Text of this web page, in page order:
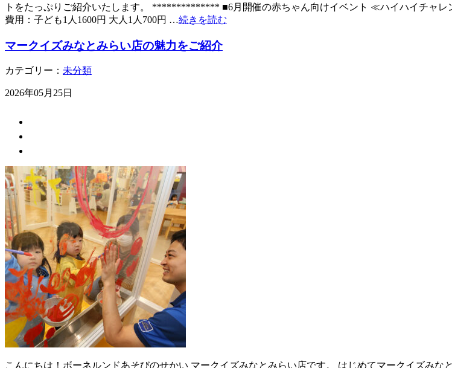
トをたっぷりご紹介いたします。 ************** ■6月開催の赤ちゃん向けイベント ≪ハイハイチャレ
費用：子ども1人1600円 大人1人700円 …続きを読む
マークイズみなとみらい店の魅力をご紹介
カテゴリー： 未分類
2026年05月25日
こんにちは！ボーネルンドあそびのせかい マークイズみなとみらい店です。 はじめてマークイズみ